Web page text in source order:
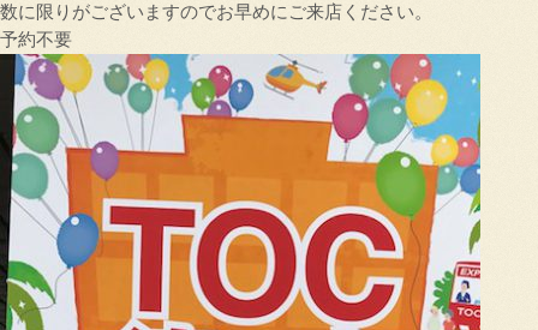
数に限りがございますのでお早めにご来店ください。
予約不要